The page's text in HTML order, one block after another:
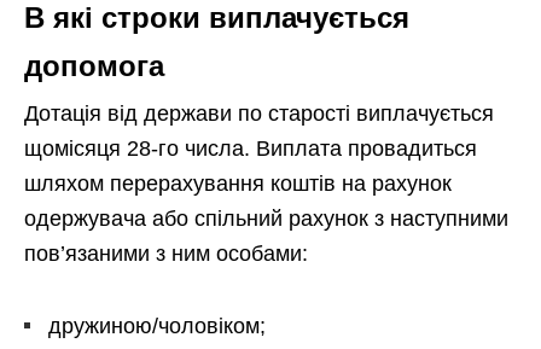
В які строки виплачується
допомога
Дотація від держави по старості виплачується
щомісяця 28-го числа. Виплата провадиться
шляхом перерахування коштів на рахунок
одержувача або спільний рахунок з наступними
пов’язаними з ним особами:
дружиною/чоловіком;